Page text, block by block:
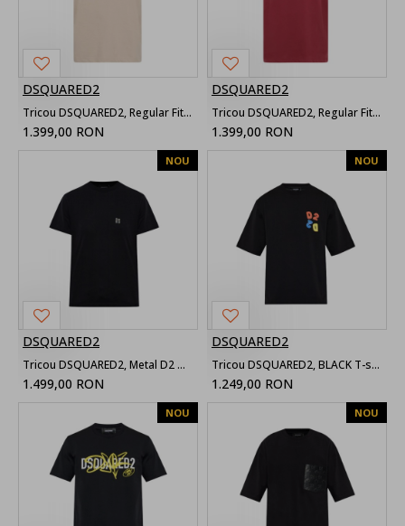
DSQUARED2
Tricou DSQUARED2, Regular Fit Logo T-Shirt,Beige
1.399,00 RON
DSQUARED2
Tricou DSQUARED2, Regular Fit Logo T-Shirt
1.399,00 RON
NOU
DSQUARED2
Tricou DSQUARED2, Metal D2 Upside Down Regular Fit T-Shirt
1.499,00 RON
NOU
DSQUARED2
Tricou DSQUARED2, BLACK T-shirt with printed logo
1.249,00 RON
NOU NOU